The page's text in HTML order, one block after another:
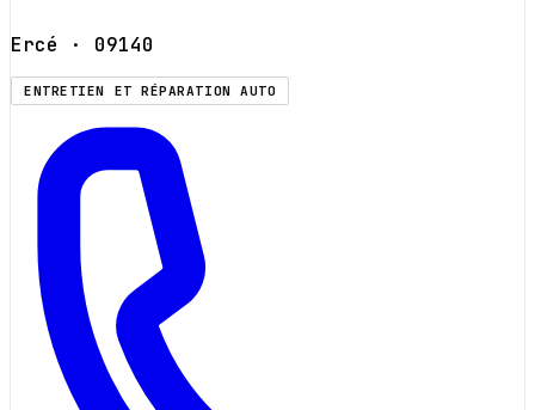
Ercé · 09140
ENTRETIEN ET RÉPARATION AUTO